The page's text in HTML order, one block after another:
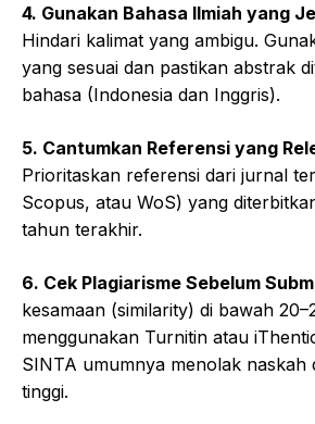
4. Gunakan Bahasa Ilmiah yang
Hindari kalimat yang ambigu.
yang sesuai dan pastikan abstrak
bahasa (Indonesia dan Inggris).
5. Cantumkan Referensi yang
Prioritaskan referensi dari jurnal
Scopus, atau WoS) yang
tahun terakhir.
6. Cek Plagiarisme Sebelum
kesamaan (similarity) di bawah
menggunakan Turnitin atau
SINTA umumnya menolak naskah
tinggi.